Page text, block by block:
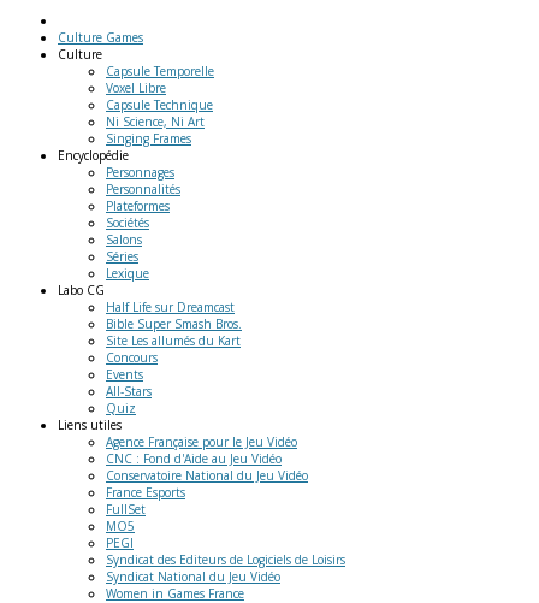
Culture Games
Culture
Capsule Temporelle
Voxel Libre
Capsule Technique
Ni Science, Ni Art
Singing Frames
Encyclopédie
Personnages
Personnalités
Plateformes
Sociétés
Salons
Séries
Lexique
Labo CG
Half Life sur Dreamcast
Bible Super Smash Bros.
Site Les allumés du Kart
Concours
Events
All-Stars
Quiz
Liens utiles
Agence Française pour le Jeu Vidéo
CNC : Fond d'Aide au Jeu Vidéo
Conservatoire National du Jeu Vidéo
France Esports
FullSet
MO5
PEGI
Syndicat des Editeurs de Logiciels de Loisirs
Syndicat National du Jeu Vidéo
Women in Games France